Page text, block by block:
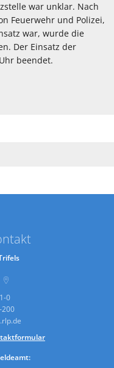
war unklar. Nach
Feuerwehr und Polizei,
war, wurde die
Der Einsatz der
beendet.
0
200